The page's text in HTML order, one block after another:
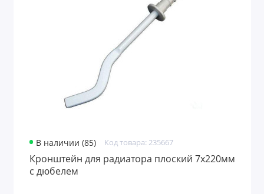
В наличии (85) Код товара: 235667
Кронштейн для радиатора плоский 7х220мм
с дюбелем